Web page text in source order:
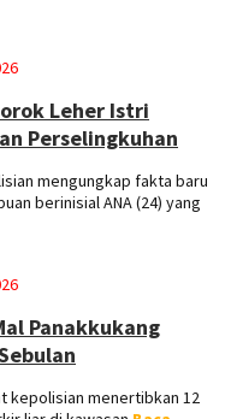
Leher Istri
Perselingkuhan
mengungkap fakta baru
berinisial ANA (24) yang
Panakkukang
kepolisian menertibkan 12